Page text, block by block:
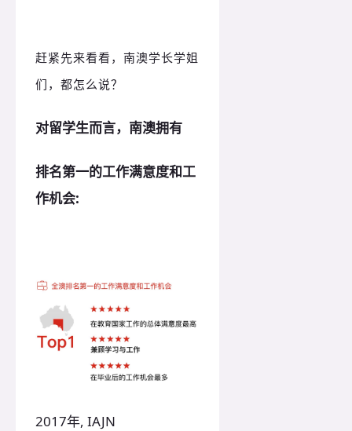
赶紧先来看看，南澳学长学姐
们，都怎么说？
对留学生而言， 南澳拥有
排名第一的工作满意度和工
作机会:
2017年, IAJN